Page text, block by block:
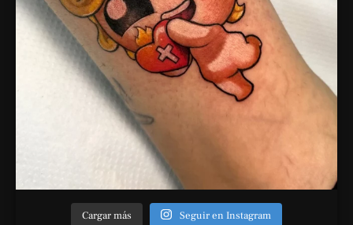
Cargar más Seguir en Instagram